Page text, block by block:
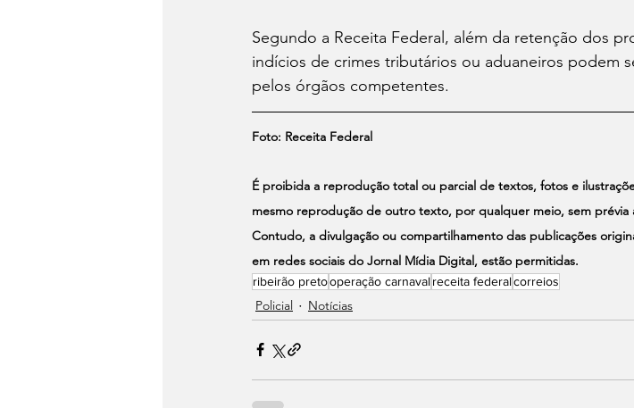
Segundo a Receita Federal, além da retenção dos
indícios de crimes tributários ou aduaneiros podem
pelos órgãos competentes.
Foto: Receita Federal
É proibida a reprodução total ou parcial de textos, fotos e
mesmo reprodução de outro texto, por qualquer meio, sem prévia
Contudo, a divulgação ou compartilhamento das publicações
em redes sociais do Jornal Mídia Digital, estão permitidas.
ribeirão pretooperação carnavalreceita federalcorreios
Policial Notícias